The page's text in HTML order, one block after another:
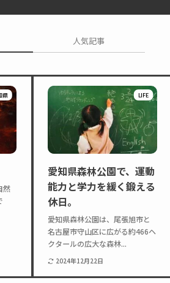
Instagram
人気記事
県
然
LIFE
愛知県森林公園で、運動
能力と学力を緩く鍛える
休日。
愛知県森林公園は、尾張旭市と
名古屋市守山区に広がる約466ヘ
クタールの広大な森林...
2024年12月22日